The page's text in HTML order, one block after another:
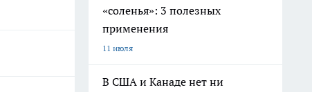
«соленья»: 3 полезных
применения
11 июля
В США и Канаде нет ни